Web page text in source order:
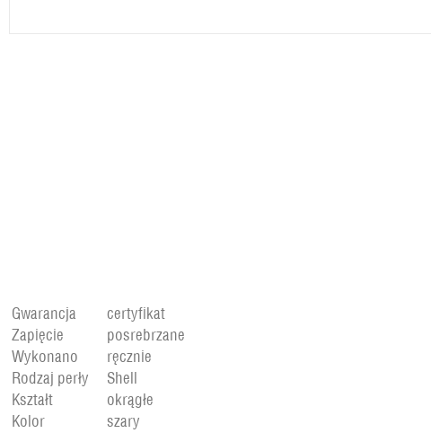
Gwarancja
certyfikat
Zapięcie
posrebrzane
Wykonano
ręcznie
Rodzaj perły
Shell
Kształt
okrągłe
Kolor
szary